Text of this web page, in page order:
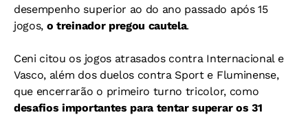
desempenho superior ao do ano passado após 15
jogos, o treinador pregou cautela.
Ceni citou os jogos atrasados contra Internacional e
Vasco, além dos duelos contra Sport e Fluminense,
que encerrarão o primeiro turno tricolor, como
desafios importantes para tentar superar os 31